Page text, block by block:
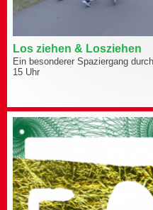
Los ziehen & Losziehen
Ein besonderer Spaziergang
15 Uhr